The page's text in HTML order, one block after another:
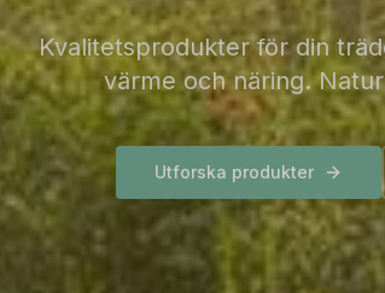
Kvalitetsprodukter för din
värme och näring.
Utforska produkter